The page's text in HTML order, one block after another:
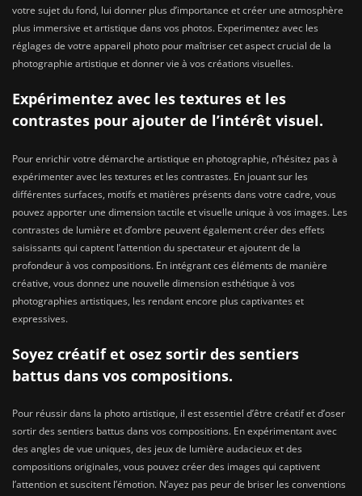
votre sujet du fond, lui donner plus d’importance et créer une atmosphère
plus immersive et artistique dans vos photos. Experimentez avec les
réglages de votre appareil photo pour maîtriser cet aspect crucial de la
photographie artistique et donner vie à vos créations visuelles.
Expérimentez avec les textures et les
contrastes pour ajouter de l’intérêt visuel.
Pour enrichir votre démarche artistique en photographie, n’hésitez pas à
expérimenter avec les textures et les contrastes. En jouant sur les
différentes surfaces, motifs et matières présents dans votre cadre, vous
pouvez apporter une dimension tactile et visuelle unique à vos images. Les
contrastes de lumière et d’ombre peuvent également créer des effets
saisissants qui captent l’attention du spectateur et ajoutent de la
profondeur à vos compositions. En intégrant ces éléments de manière
créative, vous donnez une nouvelle dimension esthétique à vos
photographies artistiques, les rendant encore plus captivantes et
expressives.
Soyez créatif et osez sortir des sentiers
battus dans vos compositions.
Pour réussir dans la photo artistique, il est essentiel d’être créatif et d’oser
sortir des sentiers battus dans vos compositions. En expérimentant avec
des angles de vue uniques, des jeux de lumière audacieux et des
compositions originales, vous pouvez créer des images qui captivent
l’attention et suscitent l’émotion. N’ayez pas peur de briser les conventions